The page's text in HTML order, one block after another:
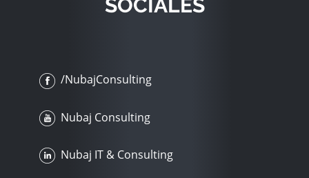
SOCIALES
/NubajConsulting
Nubaj Consulting
Nubaj IT & Consulting